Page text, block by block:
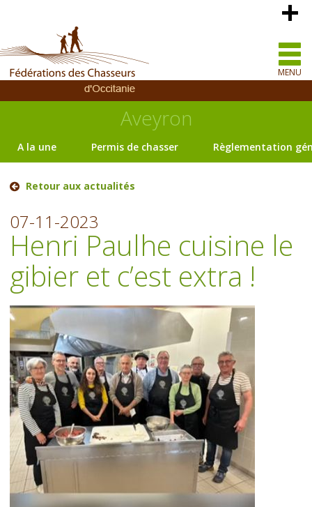
MENU
Aveyron
A la une Permis de chasser Règlementation
Retour aux actualités
07-11-2023
Henri Paulhe cuisine le
gibier et c’est extra !